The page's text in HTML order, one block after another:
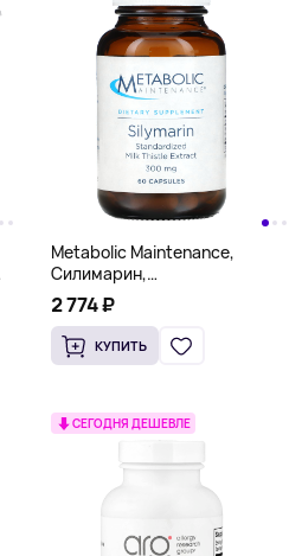
Metabolic Maintenance,
Силимарин,
стандартизированный
экстракт расторопши, 300
мг, 60 капсул
2 774 ₽
КУПИТЬ
СЕГОДНЯ ДЕШЕВЛЕ